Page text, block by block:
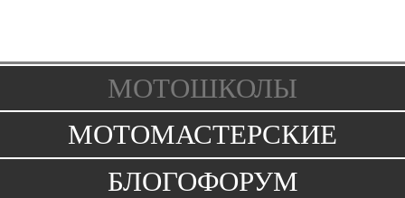
МОТОШКОЛЫ
МОТОМАСТЕРСКИЕ
БЛОГОФОРУМ